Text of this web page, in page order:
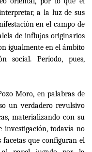
a la luz de sus
en el campo de
de influjos originarios
igualmente en el ámbito
social. Período, pues,
Moro, en palabras de
un verdadero revulsivo
materializando con su
investigación, todavía no
facetas que configuran el